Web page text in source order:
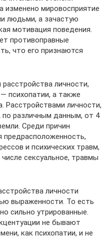
изменено мировосприятие
людьми, а зачастую
мотивация поведения.
противоправные
что его признаются
личности,
психопатии, а также
Расстройствами личности,
по различным данным, от 4
Среди причин
предрасположенность,
и психических травм,
сексуальное, травмы
личности
выраженности. То есть
сильно утрированные.
не бывают
как психопатии, и не